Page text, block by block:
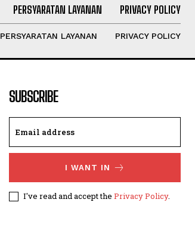
PERSYARATAN LAYANAN PRIVACY POLICY
PERSYARATAN LAYANAN PRIVACY POLICY
SUBSCRIBE
I WANT IN
I've read and accept the Privacy Policy.